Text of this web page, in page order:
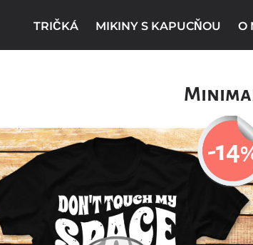
TRIČKÁ MIKINY S KAPUCŇOU O
-14